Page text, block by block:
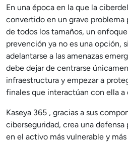
En una época en la que la
convertido en un grave problema
de todos los tamaños, un
prevención ya no es una opción,
adelantarse a las amenazas
debe dejar de centrarse
infraestructura y empezar a
finales que interactúan con ella a
Kaseya 365 , gracias a sus
ciberseguridad, crea una defensa
en el activo más vulnerable y